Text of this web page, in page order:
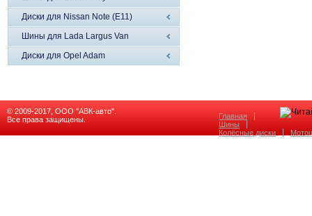
Диски для Nissan Note (E11)
Шины для Lada Largus Van
Диски для Opel Adam
© 2009-2017, ООО "АВК-авто".
Все права защищены.
Главная
Шины
Колёсные диски